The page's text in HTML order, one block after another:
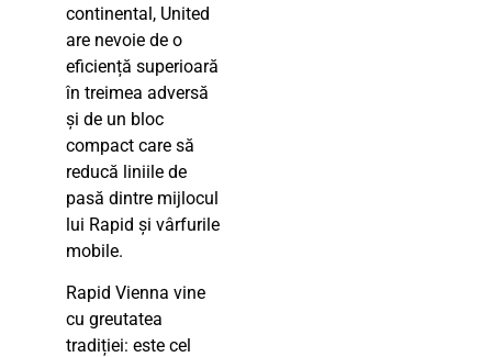
continental, United
are nevoie de o
eficiență superioară
în treimea adversă
și de un bloc
compact care să
reducă liniile de
pasă dintre mijlocul
lui Rapid și vârfurile
mobile.
Rapid Vienna vine
cu greutatea
tradiției: este cel